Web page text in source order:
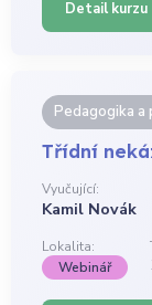
Detail kurzu
Pedagogika a
Třídní
Vyučující:
Kamil Novák
Lokalita:
Webinář